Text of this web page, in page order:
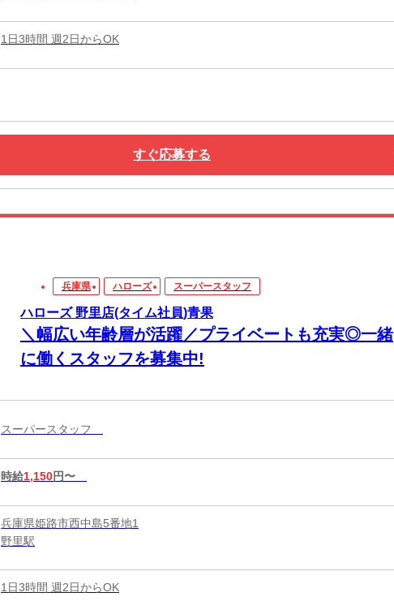
1日3時間 週2日からOK
すぐ応募する
兵庫県 ハローズ スーパースタッフ
ハローズ 野里店(タイム社員)青果
＼幅広い年齢層が活躍／プライベートも充実◎一緒
に働くスタッフを募集中!
スーパースタッフ
時給1,150円〜
兵庫県姫路市西中島5番地1
野里駅
1日3時間 週2日からOK